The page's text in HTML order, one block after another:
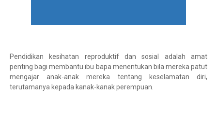
Pendidikan kesihatan reproduktif dan sosial adalah amat
penting bagi membantu ibu bapa menentukan bila mereka patut
mengajar anak-anak mereka tentang keselamatan diri,
terutamanya kepada kanak-kanak perempuan.